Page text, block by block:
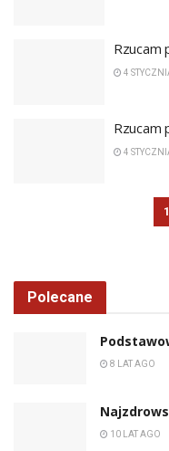
Rzucam
4
Rzucam
4
1
Polecane
8 LAT AGO
10 LAT AGO